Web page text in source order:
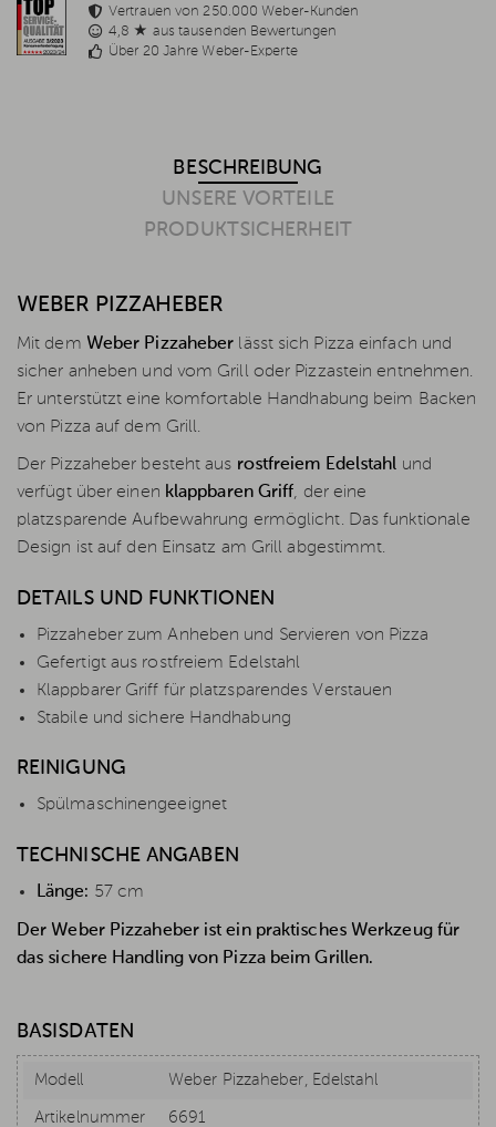
Vertrauen von 250.000 Weber-Kunden
4,8 ★ aus tausenden Bewertungen
Über 20 Jahre Weber-Experte
BESCHREIBUNG
UNSERE VORTEILE
PRODUKTSICHERHEIT
WEBER PIZZAHEBER
Mit dem Weber Pizzaheber lässt sich Pizza einfach und
sicher anheben und vom Grill oder Pizzastein entnehmen.
Er unterstützt eine komfortable Handhabung beim Backen
von Pizza auf dem Grill.
Der Pizzaheber besteht aus rostfreiem Edelstahl und
verfügt über einen klappbaren Griff, der eine
platzsparende Aufbewahrung ermöglicht. Das funktionale
Design ist auf den Einsatz am Grill abgestimmt.
DETAILS UND FUNKTIONEN
Pizzaheber zum Anheben und Servieren von Pizza
Gefertigt aus rostfreiem Edelstahl
Klappbarer Griff für platzsparendes Verstauen
Stabile und sichere Handhabung
REINIGUNG
Spülmaschinengeeignet
TECHNISCHE ANGABEN
Länge: 57 cm
Der Weber Pizzaheber ist ein praktisches Werkzeug für
das sichere Handling von Pizza beim Grillen.
BASISDATEN
Modell Weber Pizzaheber, Edelstahl
Artikelnummer
6691